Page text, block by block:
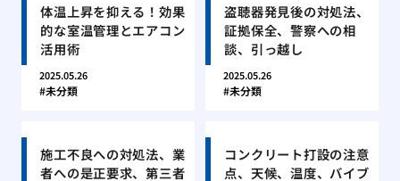
体温上昇を抑える！効果
的な室温管理とエアコン
活用術
2025.05.26
未分類
盗聴器発見後の対処法、
証拠保全、警察への相
談、引っ越し
2025.05.26
未分類
施工不良への対処法、業
者への是正要求、第三者
コンクリート打設の注意
点、天候、温度、バイブ